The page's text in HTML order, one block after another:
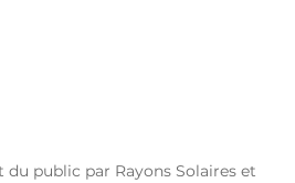
public par Rayons Solaires et